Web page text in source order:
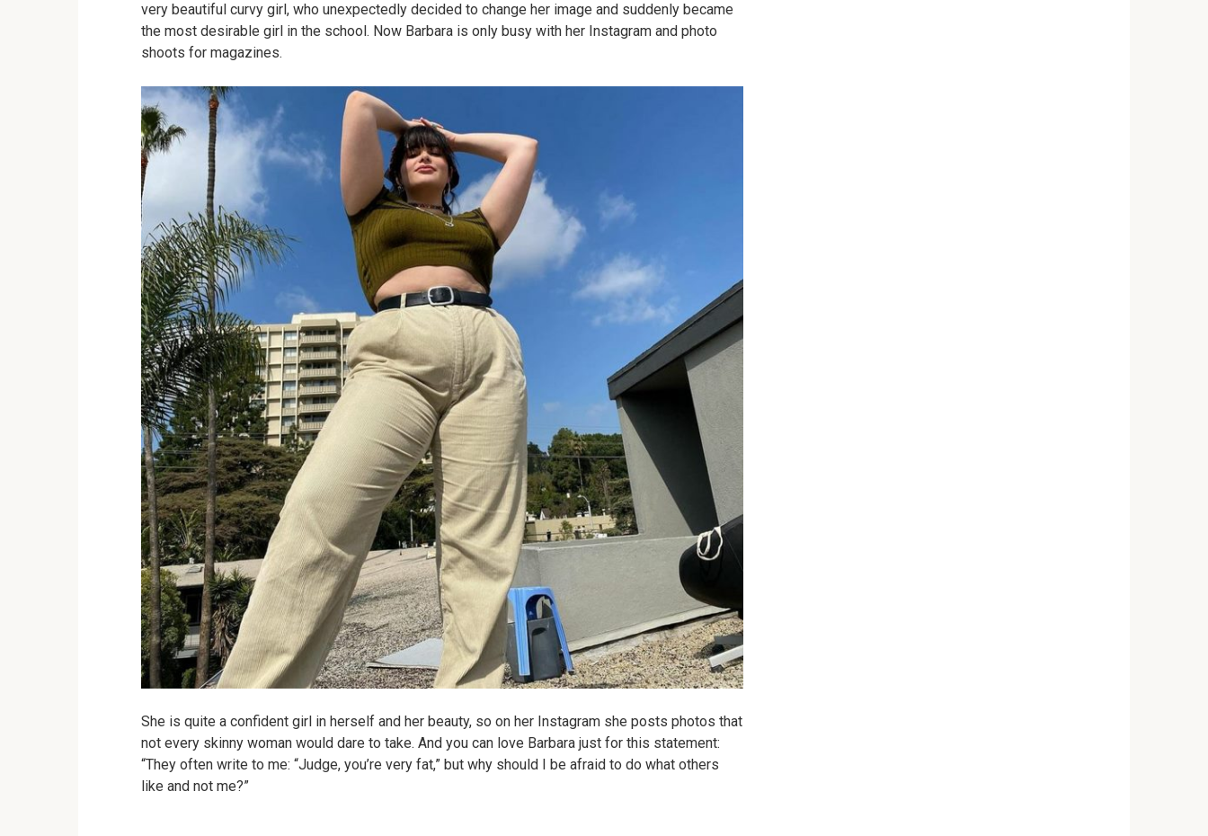
very beautiful curvy girl, who unexpectedly decided to change her image and suddenly became
the most desirable girl in the school. Now Barbara is only busy with her Instagram and photo
shoots for magazines.
She is quite a confident girl in herself and her beauty, so on her Instagram she posts photos that
not every skinny woman would dare to take. And you can love Barbara just for this statement:
“They often write to me: “Judge, you’re very fat,” but why should I be afraid to do what others
like and not me?”